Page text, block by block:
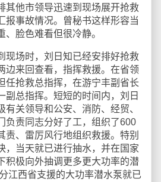
其他市领导迅速到现场展开抢救
报事故情况。曾秘书这样形容当
、脸色难看但很冷静。
场时，刘日知已经安排好抢救
边来回查看，指挥救援。在省领
任抢救总指挥，在游宁丰副省长
副总指挥。短短的时间内，刘日
有关领导和公安、消防、经贸、
负责同志分好了工，组织了600
责、雷厉风行地组织救援。特别
，当天就已进行抽水，并在国家
积极向外抽调更多更大功率的潜
江西省支援的大功率潜水泵就已